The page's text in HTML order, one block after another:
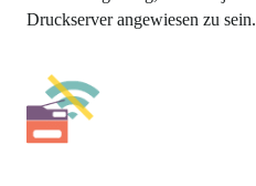
Druckserver angewiesen zu sein.